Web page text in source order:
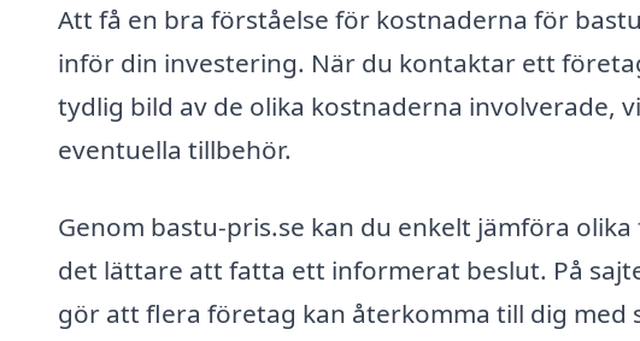
Att få en bra förståelse för kostnaderna för
inför din investering. När du kontaktar ett
tydlig bild av de olika kostnaderna involverade,
eventuella tillbehör.
Genom bastu-pris.se kan du enkelt jämföra
det lättare att fatta ett informerat beslut. På
gör att flera företag kan återkomma till dig med